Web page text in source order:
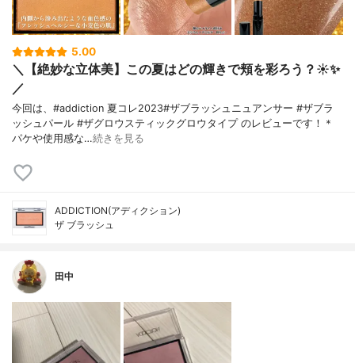
5.00
＼【絶妙な立体美】この夏はどの輝きで頬を彩ろう？☀️✨
／
今回は、#addiction 夏コレ2023#ザブラッシュニュアンサー #ザブラ
ッシュパール #ザグロウスティックグロウタイプ のレビューです！＊
パケや使用感な…続きを見る
ADDICTION(アディクション)
ザ ブラッシュ
田中